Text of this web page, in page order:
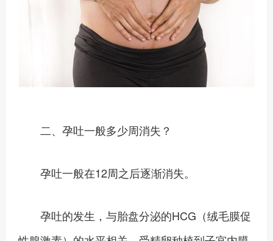
二、孕吐一般多少周消失？
孕吐一般在12周之后逐渐消失。
孕吐的发生，与胎盘分泌的HCG（绒毛膜促